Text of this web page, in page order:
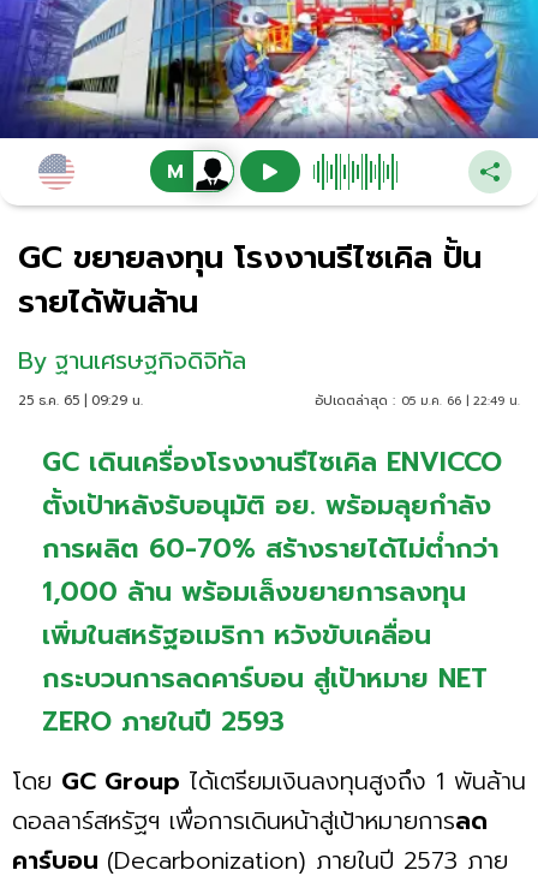
GC ขยายลงทุน โรงงานรีไซเคิล ปั้น
รายได้พันล้าน
By ฐานเศรษฐกิจดิจิทัล
25 ธ.ค. 65 | 09:29 น. อัปเดตล่าสุด : 05 ม.ค. 66 | 22:49 น.
GC เดินเครื่องโรงงานรีไซเคิล ENVICCO
ตั้งเป้าหลังรับอนุมัติ อย. พร้อมลุยกำลัง
การผลิต 60-70% สร้างรายได้ไม่ต่ำกว่า
1,000 ล้าน พร้อมเล็งขยายการลงทุน
เพิ่มในสหรัฐอเมริกา หวังขับเคลื่อน
กระบวนการลดคาร์บอน สู่เป้าหมาย NET
ZERO ภายในปี 2593
โดย GC Group ได้เตรียมเงินลงทุนสูงถึง 1 พันล้าน
ดอลลาร์สหรัฐฯ เพื่อการเดินหน้าสู่เป้าหมายการลด
คาร์บอน (Decarbonization) ภายในปี 2573 ภาย